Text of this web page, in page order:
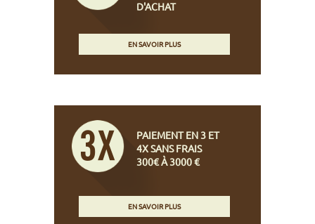
D'ACHAT
EN SAVOIR PLUS
PAIEMENT EN 3 ET
4X SANS FRAIS
300€ À 3000 €
EN SAVOIR PLUS